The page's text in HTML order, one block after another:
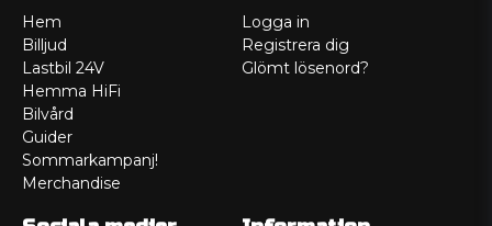
Hem
Billjud
Lastbil 24V
Hemma HiFi
Bilvård
Guider
Sommarkampanj!
Merchandise
Logga in
Registrera dig
Glömt lösenord?